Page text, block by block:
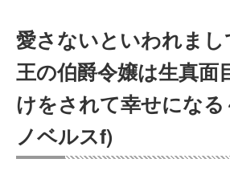
購入管理
Myシェルフ
プレミアム
愛さないといわれま
王の伯爵令嬢は生真面
けをされて幸せになる
ノベルスf)